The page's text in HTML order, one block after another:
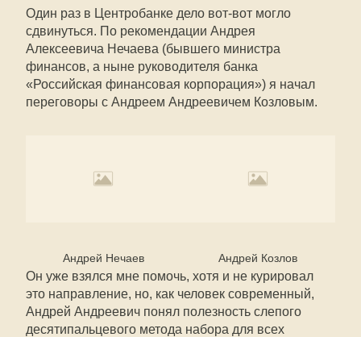
Один раз в Центробанке дело вот-вот могло
сдвинуться. По рекомендации Андрея
Алексеевича Нечаева (бывшего министра
финансов, а ныне руководителя банка
«Российская финансовая корпорация») я начал
переговоры с Андреем Андреевичем Козловым.
Андрей Нечаев Андрей Козлов
Он уже взялся мне помочь, хотя и не курировал
это направление, но, как человек современный,
Андрей Андреевич понял полезность слепого
десятипальцевого метода набора для всех